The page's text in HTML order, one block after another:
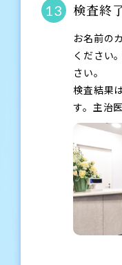
13 検査終
お名前の
ください
さい。
検査結果
す。主治